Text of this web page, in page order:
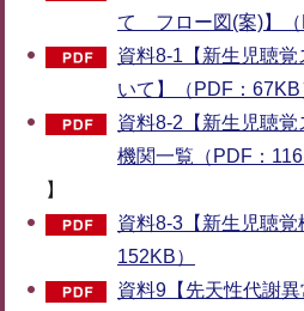
て フロー図(案)】（
資料8-1【新生児聴
いて】（PDF：67KB
資料8-2【新生児聴
機関一覧（PDF：
】
資料8-3【新生児聴覚
152KB）
資料9【先天性代謝異